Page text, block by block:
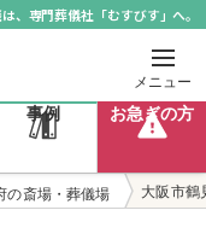
、専門葬儀社「むすびす」へ。
メニュー
事例 お急ぎの方
の斎場・葬儀場 大阪市鶴